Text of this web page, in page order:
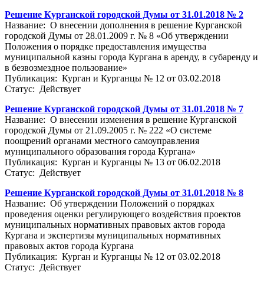
Решение Курганской городской Думы от 31.01.2018 № 2
Название: О внесении дополнения в решение Курганской
городской Думы от 28.01.2009 г. № 8 «Об утверждении
Положения о порядке предоставления имущества
муниципальной казны города Кургана в аренду, в субаренду и
в безвозмездное пользование»
Публикация: Курган и Курганцы № 12 от 03.02.2018
Статус: Действует
Решение Курганской городской Думы от 31.01.2018 № 7
Название: О внесении изменения в решение Курганской
городской Думы от 21.09.2005 г. № 222 «О системе
поощрений органами местного самоуправления
муниципального образования города Кургана»
Публикация: Курган и Курганцы № 13 от 06.02.2018
Статус: Действует
Решение Курганской городской Думы от 31.01.2018 № 8
Название: Об утверждении Положений о порядках
проведения оценки регулирующего воздействия проектов
муниципальных нормативных правовых актов города
Кургана и экспертизы муниципальных нормативных
правовых актов города Кургана
Публикация: Курган и Курганцы № 12 от 03.02.2018
Статус: Действует